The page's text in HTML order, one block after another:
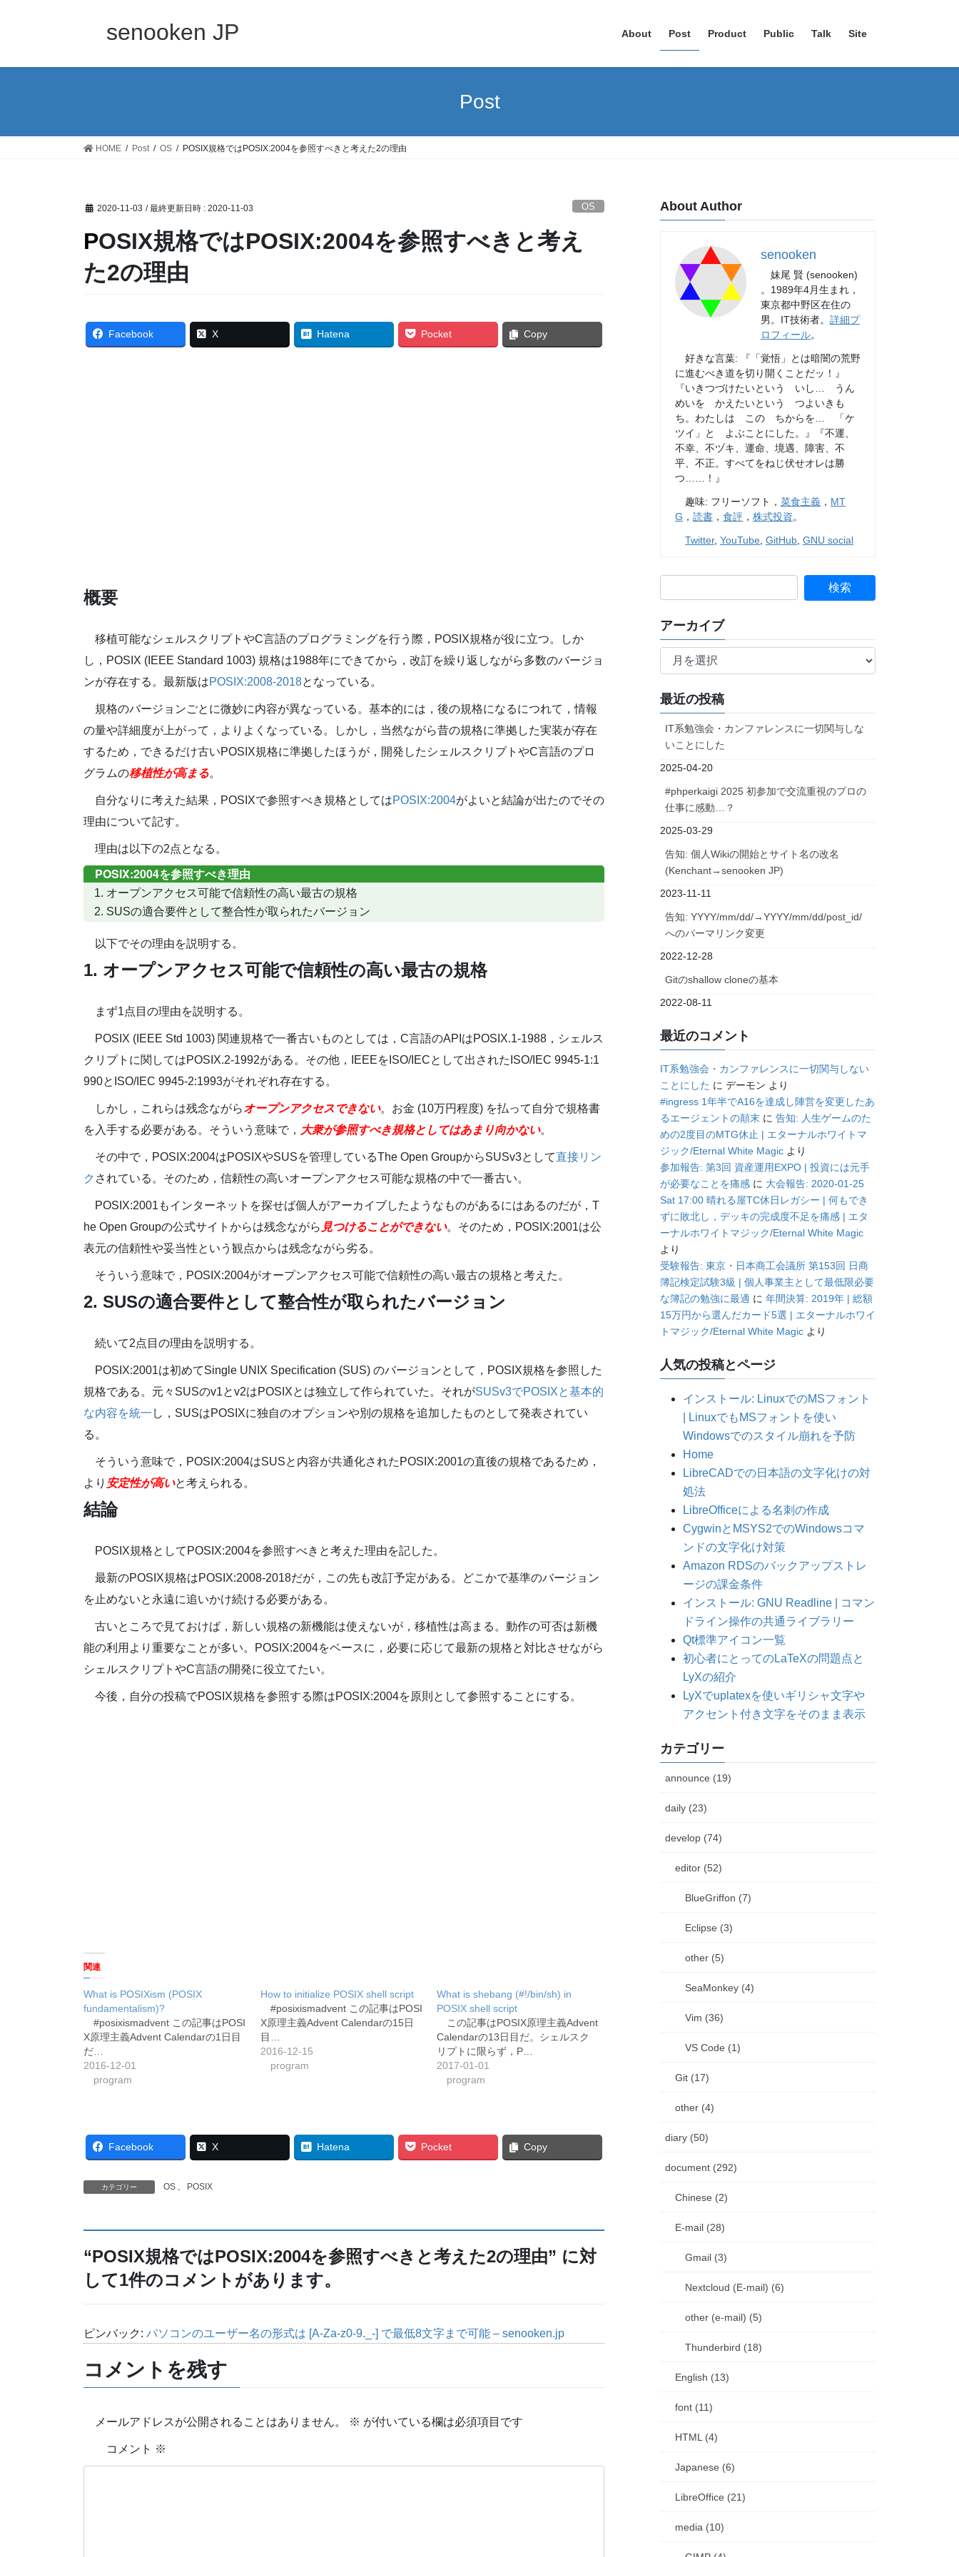
senooken JP About Post Product Public Talk Site
Post
HOME Post OS POSIX規格ではPOSIX:2004を参照すべきと考えた2の理由
2020-11-03 / 最終更新日時 : 2020-11-03 OS
POSIX規格ではPOSIX:2004を参照すべきと考え
た2の理由
Facebook X Hatena Pocket Copy
概要
移植可能なシェルスクリプトやC言語のプログラミングを行う際，POSIX規格が役に立つ。しか
し，POSIX (IEEE Standard 1003) 規格は1988年にできてから，改訂を繰り返しながら多数のバージョ
ンが存在する。最新版はPOSIX:2008-2018となっている。
規格のバージョンごとに微妙に内容が異なっている。基本的には，後の規格になるにつれて，情報
の量や詳細度が上がって，よりよくなっている。しかし，当然ながら昔の規格に準拠した実装が存在
するため，できるだけ古いPOSIX規格に準拠したほうが，開発したシェルスクリプトやC言語のプロ
グラムの移植性が高まる。
自分なりに考えた結果，POSIXで参照すべき規格としてはPOSIX:2004がよいと結論が出たのでその
理由について記す。
理由は以下の2点となる。
POSIX:2004を参照すべき理由
オープンアクセス可能で信頼性の高い最古の規格
SUSの適合要件として整合性が取られたバージョン
以下でその理由を説明する。
1. オープンアクセス可能で信頼性の高い最古の規格
まず1点目の理由を説明する。
POSIX (IEEE Std 1003) 関連規格で一番古いものとしては，C言語のAPIはPOSIX.1-1988，シェルス
クリプトに関してはPOSIX.2-1992がある。その他，IEEEをISO/IECとして出されたISO/IEC 9945-1:1
990とISO/IEC 9945-2:1993がそれぞれ存在する。
しかし，これらは残念ながらオープンアクセスできない。お金 (10万円程度) を払って自分で規格書
を入手する必要がある。そういう意味で， 大衆が参照すべき規格としてはあまり向かない。
その中で，POSIX:2004はPOSIXやSUSを管理しているThe Open GroupからSUSv3として直接リン
ク されている。そのため，信頼性の高いオープンアクセス可能な規格の中で一番古い。
POSIX:2001もインターネットを探せば個人がアーカイブしたようなものがあるにはあるのだが，T
he Open Groupの公式サイトからは残念ながら 見つけることができない。そのため，POSIX:2001は公
表元の信頼性や妥当性という観点からは残念ながら劣る。
そういう意味で，POSIX:2004がオープンアクセス可能で信頼性の高い最古の規格と考えた。
2. SUSの適合要件として整合性が取られたバージョン
続いて2点目の理由を説明する。
POSIX:2001は初めてSingle UNIX Specification (SUS) のバージョンとして，POSIX規格を参照した
規格である。元々SUSのv1とv2はPOSIXとは独立して作られていた。それがSUSv3でPOSIXと基本的
な内容を統一 し，SUSはPOSIXに独自のオプションや別の規格を追加したものとして発表されてい
る。
そういう意味で，POSIX:2004はSUSと内容が共通化されたPOSIX:2001の直後の規格であるため，
より 安定性が高いと考えられる。
結論
POSIX規格としてPOSIX:2004を参照すべきと考えた理由を記した。
最新のPOSIX規格はPOSIX:2008-2018だが，この先も改訂予定がある。どこかで基準のバージョン
を止めないと永遠に追いかけ続ける必要がある。
古いところで見ておけば，新しい規格の新機能は使えないが，移植性は高まる。動作の可否は新機
能の利用より重要なことが多い。POSIX:2004をベースに，必要に応じて最新の規格と対比させながら
シェルスクリプトやC言語の開発に役立てたい。
今後，自分の投稿でPOSIX規格を参照する際はPOSIX:2004を原則として参照することにする。
関連
What is POSIXism (POSIX
fundamentalism)?
#posixismadvent この記事はPOSI
X原理主義Advent Calendarの1日目
だ…
2016-12-01
program
How to initialize POSIX shell script
#posixismadvent この記事はPOSI
X原理主義Advent Calendarの15日
目…
2016-12-15
program
What is shebang (#!/bin/sh) in
POSIX shell script
この記事はPOSIX原理主義Advent
Calendarの13日目だ。シェルスク
リプトに限らず，P…
2017-01-01
program
Facebook X Hatena Pocket Copy
カテゴリー OS POSIX
“POSIX規格ではPOSIX:2004を参照すべきと考えた2の理由” に対
して1件のコメントがあります。
ピンバック: パソコンのユーザー名の形式は [A-Za-z0-9._-] で最低8文字まで可能 – senooken.jp
コメントを残す
メールアドレスが公開されることはありません。 ※ が付いている欄は必須項目です
コメント ※
About Author
senooken
妹尾 賢 (senooken)
。1989年4月生まれ，
東京都中野区在住の
男。IT技術者。詳細プ
ロフィール。
好きな言葉: 『「覚悟」とは暗闇の荒野
に進むべき道を切り開くことだッ！』
『いきつづけたいという いし… うん
めいを かえたいという つよいきも
ち。わたしは この ちからを… 「ケ
ツイ」と よぶことにした。』『不運、
不幸、不ヅキ、運命、境遇、障害、不
平、不正。すべてをねじ伏せオレは勝
つ……！』
趣味: フリーソフト，菜食主義 ， MT
G ，読書 ，食評 ，株式投資。
Twitter,YouTube ,GitHub ,GNU social
アーカイブ
ア
イ
ブ
最近の投稿
IT系勉強会・カンファレンスに一切関与しな
いことにした
2025-04-20
#phperkaigi 2025 初参加で交流重視のプロの
仕事に感動…？
2025-03-29
告知: 個人Wikiの開始とサイト名の改名
(Kenchant→senooken JP)
2023-11-11
告知: YYYY/mm/dd/→YYYY/mm/dd/post_id/
へのパーマリンク変更
2022-12-28
Gitのshallow cloneの基本
2022-08-11
最近のコメント
IT系勉強会・カンファレンスに一切関与しない
ことにした にデーモン より
#ingress 1年半でA16を達成し陣営を変更したあ
るエージェントの顛末 に告知: 人生ゲームのた
めの2度目のMTG休止 | エターナルホワイトマ
ジック/Eternal White Magic より
参加報告: 第3回 資産運用EXPO | 投資には元手
が必要なことを痛感 に 大会報告: 2020-01-25
Sat 17:00 晴れる屋TC休日レガシー | 何もでき
ずに敗北し，デッキの完成度不足を痛感 | エタ
ーナルホワイトマジック/Eternal White Magic
より
受験報告: 東京・日本商工会議所 第153回 日商
簿記検定試験3級 | 個人事業主として最低限必要
な簿記の勉強に最適 に年間決算: 2019年 | 総額
15万円から選んだカード5選 | エターナルホワイ
トマジック/Eternal White Magic より
人気の投稿とページ
インストール: LinuxでのMSフォント
| LinuxでもMSフォントを使い
Windowsでのスタイル崩れを予防
Home
LibreCADでの日本語の文字化けの対
処法
LibreOfficeによる名刺の作成
CygwinとMSYS2でのWindowsコマ
ンドの文字化け対策
Amazon RDSのバックアップストレ
ージの課金条件
インストール: GNU Readline | コマン
ドライン操作の共通ライブラリー
Qt標準アイコン一覧
初心者にとってのLaTeXの問題点と
LyXの紹介
LyXでuplatexを使いギリシャ文字や
アクセント付き文字をそのまま表示
カテゴリー
announce (19)
daily (23)
develop (74)
editor (52)
BlueGriffon (7)
Eclipse (3)
other (5)
SeaMonkey (4)
Vim (36)
VS Code (1)
Git (17)
other (4)
diary (50)
document (292)
Chinese (2)
E-mail (28)
Gmail (3)
Nextcloud (E-mail) (6)
other (e-mail) (5)
Thunderbird (18)
English (13)
font (11)
HTML (4)
Japanese (6)
LibreOffice (21)
media (10)